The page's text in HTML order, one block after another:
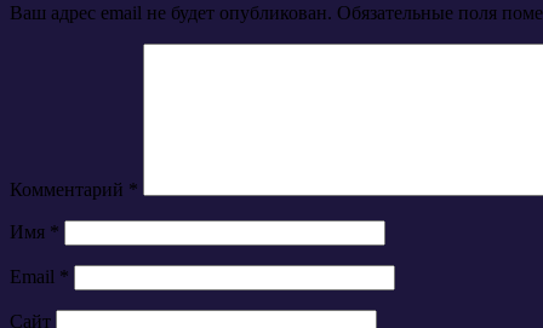
Ваш адрес email не будет опубликован. Обязательные поля
Комментарий *
Имя *
Email *
Сайт